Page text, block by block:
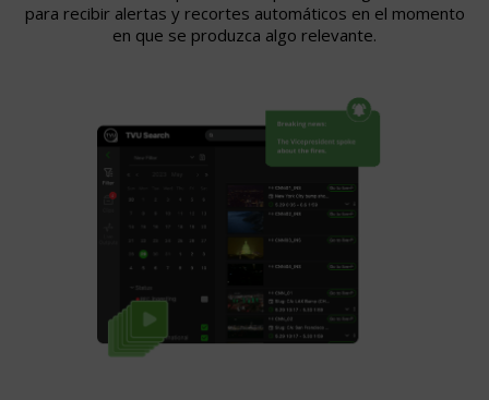
para recibir alertas y recortes automáticos en el momento
en que se produzca algo relevante.